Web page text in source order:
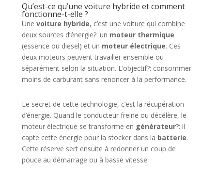
Qu’est-ce qu’une voiture hybride et comment
fonctionne-t-elle ?
Une voiture hybride, c’est une voiture qui combine
deux sources d’énergie?: un moteur thermique
(essence ou diesel) et un moteur électrique. Ces
deux moteurs peuvent travailler ensemble ou
séparément selon la situation. L’objectif?: consommer
moins de carburant sans renoncer à la performance.
Le secret de cette technologie, c’est la récupération
d’énergie. Quand le conducteur freine ou décélère, le
moteur électrique se transforme en générateur?: il
capte cette énergie pour la stocker dans la batterie.
Cette réserve sert ensuite à redonner un coup de
pouce au démarrage ou à basse vitesse.